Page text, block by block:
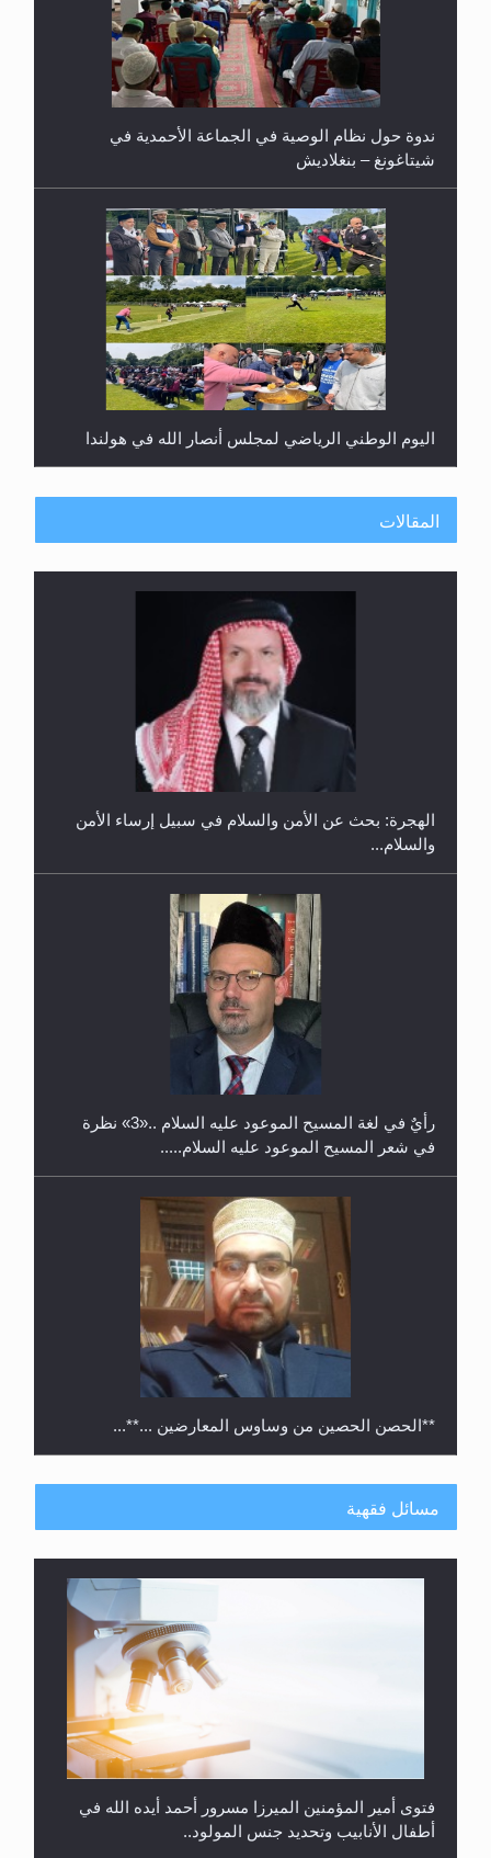
ندوة حول نظام الوصية في الجماعة الأحمدية في
شيتاغونغ – بنغلاديش
اليوم الوطني الرياضي لمجلس أنصار الله في هولندا
إتمام حفظ القرآن الكريم لثلاثة طلاب من مدرسة الحفظ
حفل توزيع الشهادات في الجامعة الأحمدية بنيجيريا لعام
المقالات
الهجرة: بحث عن الأمن والسلام في سبيل إرساء الأمن
والسلام...
رأيٌ في لغة المسيح الموعود عليه السلام ..«3» نظرة
في شعر المسيح الموعود عليه السلام.....
**الحصن الحصين من وساوس المعارضين ...**...
مسائل فقهية
فتوى أمير المؤمنين الميرزا مسرور أحمد أيده الله في
أطفال الأنابيب وتحديد جنس المولود..